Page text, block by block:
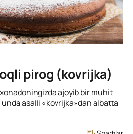
pirog (kovrijka)
ajoyib bir muhit
asalli «kovrijka»dan albatta